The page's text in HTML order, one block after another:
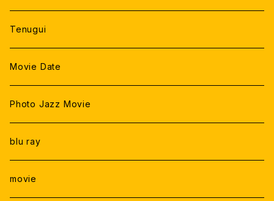
Tenugui
Movie Date
Photo Jazz Movie
blu ray
movie